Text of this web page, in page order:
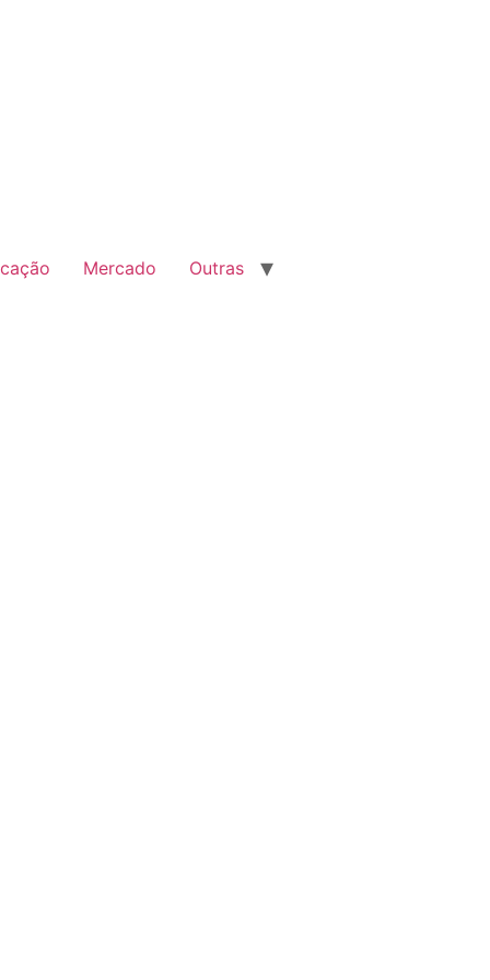
Mercado Outras